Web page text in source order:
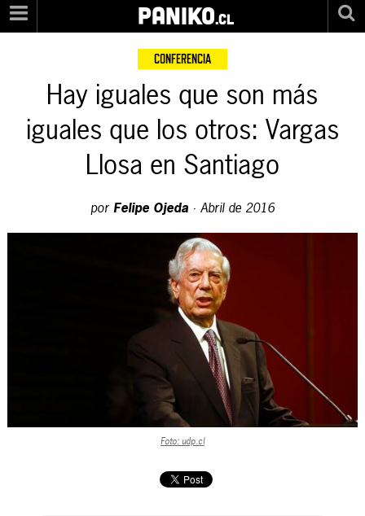
PANIKO.cl
CONFERENCIA
Hay iguales que son más
iguales que los otros: Vargas
Llosa en Santiago
por Felipe Ojeda· Abril de 2016
Foto: udp.cl